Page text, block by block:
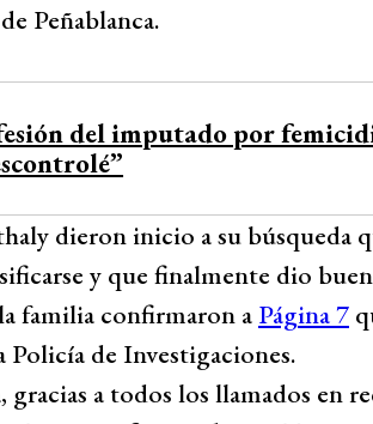
Peñablanca.
del imputado por
dieron inicio a su búsqueda
y que finalmente dio
familia confirmaron a Página 7
de Investigaciones.
a todos los llamados en